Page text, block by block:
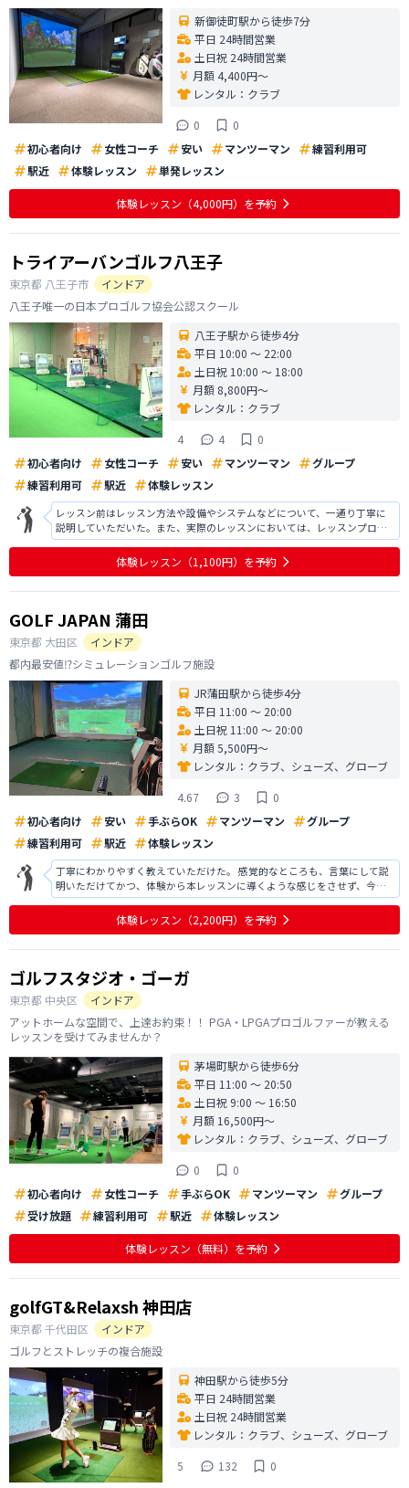
新御徒町駅から徒歩7分
平日 24時間営業
土日祝 24時間営業
月額 4,400円〜
レンタル： クラブ
0
0
初心者向け
女性コーチ 安い マンツーマン
練習利用可
駅近
体験レッスン 単発レッスン
体験レッスン （4,000円） を予約
トライアーバンゴルフ八王子
東京都 八王子市
インドア
八王子唯一の日本プロゴルフ協会公認スクール
八王子駅から徒歩4分
平日 10:00 〜 22:00
土日祝 10:00 〜 18:00
月額 8,800円〜
レンタル： クラブ
4
4
0
初心者向け
女性コーチ 安い マンツーマン
グループ
練習利用可
駅近 体験レッスン
レッスン前はレッスン方法や設備やシステムなどについて、一通り丁寧に
説明していただいた。また、実際のレッスンにおいては、レッスンプロの
人がわかりやすい説明をしてくれた。はじめに教わりたいことを聞いてい
ただき、アイアンの打ち方を質問したところ、シンプルかつ要点を話して
くださった。質問もしやすく、雰囲気が
体験レッスン （1,100円） を予約
GOLF JAPAN 蒲田
東京都 大田区
インドア
都内最安値⁉️シミュレーションゴルフ施設
JR蒲田駅から徒歩4分
平日 11:00 〜 20:00
土日祝 11:00 〜 20:00
月額 5,500円〜
レンタル： クラブ、シューズ、グローブ
4.67
3
0
初心者向け
安い 手ぶらOK マンツーマン
グループ
練習利用可
駅近 体験レッスン
丁寧にわかりやすく教えていただけた。 感覚的なところも、言葉にして説
明いただけてかつ、体験から本レッスンに導くような感じをさせず、今後
上手くなるために打ちっぱなしではこうしたらいいよというアドバイスを
いただけた。以前より格段に、飛ぶようになり、上達の兆しが見えた。入
会するかどうか真剣に検討中。値段も
体験レッスン （2,200円） を予約
ゴルフスタジオ・ゴーガ
東京都 中央区
インドア
アットホームな空間で、上達お約束！！ PGA・LPGAプロゴルファーが教える
レッスンを受けてみませんか？
茅場町駅から徒歩6分
平日 11:00 〜 20:50
土日祝 9:00 〜 16:50
月額 16,500円〜
レンタル： クラブ、シューズ、グローブ
0
0
初心者向け
女性コーチ 手ぶらOK マンツーマン
グループ
受け放題
練習利用可 駅近 体験レッスン
体験レッスン （無料） を予約
golfGT&Relaxsh 神田店
東京都 千代田区
インドア
ゴルフとストレッチの複合施設
神田駅から徒歩5分
平日 24時間営業
土日祝 24時間営業
レンタル： クラブ、シューズ、グローブ
5
132 0